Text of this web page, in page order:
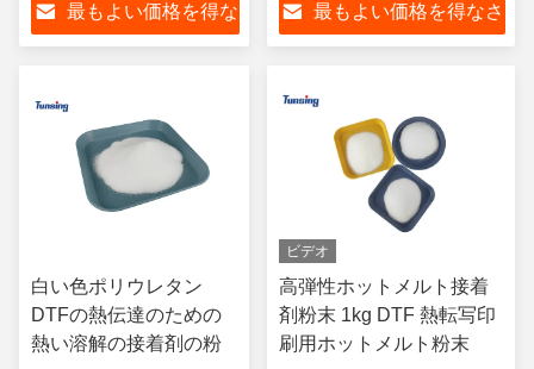
最もよい価格を得な
最もよい価格を得なさ
白い色ポリウレタン
DTFの熱伝達のための
熱い溶解の接着剤の粉
ビデオ
高弾性ホットメルト接着
剤粉末 1kg DTF 熱転写印
刷用ホットメルト粉末